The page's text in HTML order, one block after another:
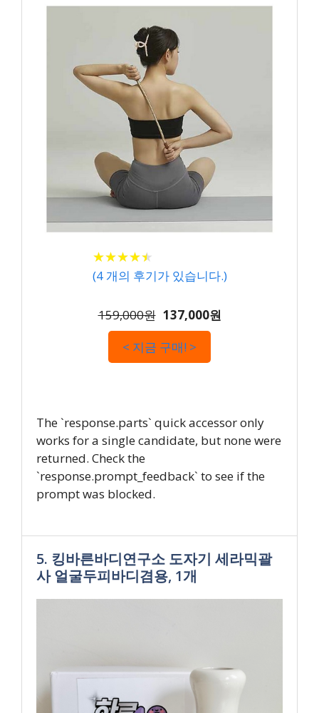
★★★★★
★★★★★
(4개의 후기가 있습니다.)
159,000원 137,000원
< 지금 구매! >
The `response.parts` quick accessor only
works for a single candidate, but none were
returned. Check the
`response.prompt_feedback` to see if the
prompt was blocked.
5. 킹바른바디연구소 도자기 세라믹괄
사 얼굴두피바디겸용, 1개